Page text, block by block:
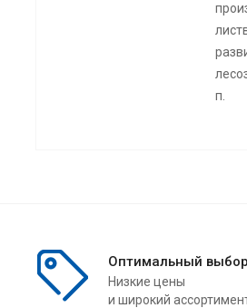
п.
Оптимальный выбор
Низкие цены
и широкий